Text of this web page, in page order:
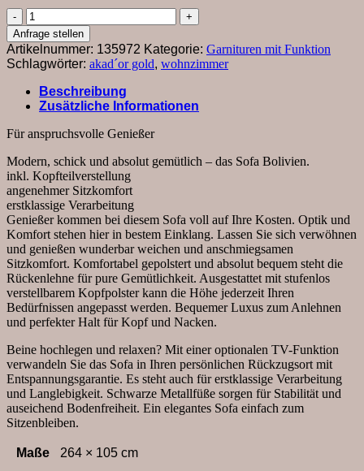
Ecksofa
Bolivien
-
Longchair
links
mit
2,5-
Sitzer,
Kopfteil
Stoff,
Grau
Menge
Anfrage stellen
Artikelnummer: 135972 Kategorie: Garnituren mit Funktion
Schlagwörter: akad´or gold, wohnzimmer
Beschreibung
Zusätzliche Informationen
Für anspruchsvolle Genießer
Modern, schick und absolut gemütlich – das Sofa Bolivien.
inkl. Kopfteilverstellung
angenehmer Sitzkomfort
erstklassige Verarbeitung
Genießer kommen bei diesem Sofa voll auf Ihre Kosten. Optik und
Komfort stehen hier in bestem Einklang. Lassen Sie sich verwöhnen
und genießen wunderbar weichen und anschmiegsamen
Sitzkomfort. Komfortabel gepolstert und absolut bequem steht die
Rückenlehne für pure Gemütlichkeit. Ausgestattet mit stufenlos
verstellbarem Kopfpolster kann die Höhe jederzeit Ihren
Bedürfnissen angepasst werden. Bequemer Luxus zum Anlehnen
und perfekter Halt für Kopf und Nacken.
Beine hochlegen und relaxen? Mit einer optionalen TV-Funktion
verwandeln Sie das Sofa in Ihren persönlichen Rückzugsort mit
Entspannungsgarantie. Es steht auch für erstklassige Verarbeitung
und Langlebigkeit. Schwarze Metallfüße sorgen für Stabilität und
auseichend Bodenfreiheit. Ein elegantes Sofa einfach zum
Sitzenbleiben.
Maße 264 × 105 cm